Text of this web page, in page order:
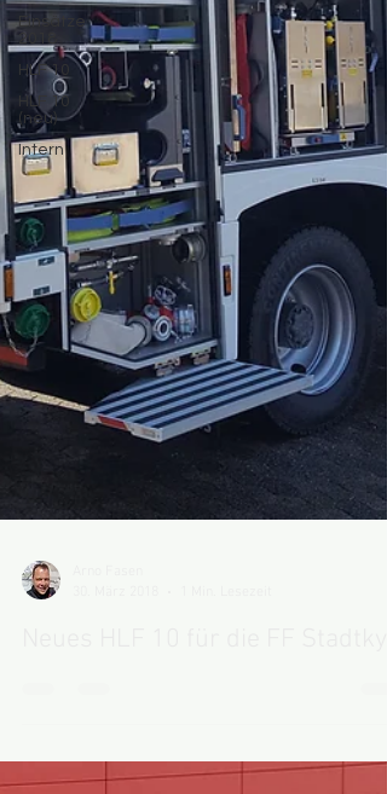
Einsätze
2018
HLF 10
HLF 10
(neu)
Intern